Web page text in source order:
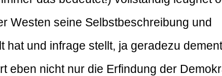
Westen seine Selbstbeschreibung und
und infrage stellt, ja geradezu
eben nicht nur die Erfindung der